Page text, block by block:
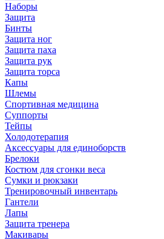
Наборы
Защита
Бинты
Защита ног
Защита паха
Защита рук
Защита торса
Капы
Шлемы
Спортивная медицина
Суппорты
Тейпы
Холодотерапия
Аксессуары для единоборств
Брелоки
Костюм для сгонки веса
Сумки и рюкзаки
Тренировочный инвентарь
Гантели
Лапы
Защита тренера
Макивары